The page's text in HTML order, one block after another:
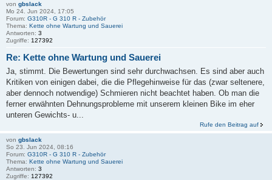
von gbslack
Mo 24. Jun 2024, 17:05
Forum: G310R - G 310 R - Zubehör
Thema: Kette ohne Wartung und Sauerei
Antworten: 3
Zugriffe: 127392
Re: Kette ohne Wartung und Sauerei
Ja, stimmt. Die Bewertungen sind sehr durchwachsen. Es sind aber auch
Kritiken von einigen dabei, die die Pflegehinweise für das (zwar seltenere,
aber dennoch notwendige) Schmieren nicht beachtet haben. Ob man die
ferner erwähnten Dehnungsprobleme mit unserem kleinen Bike im eher
unteren Gewichts- u...
Rufe den Beitrag auf
von gbslack
So 23. Jun 2024, 08:16
Forum: G310R - G 310 R - Zubehör
Thema: Kette ohne Wartung und Sauerei
Antworten: 3
Zugriffe: 127392